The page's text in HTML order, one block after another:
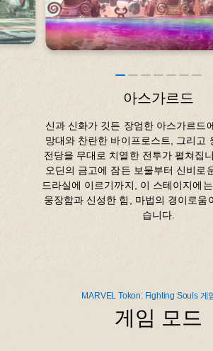
아스가르드
신과 신화가 깃든 장엄한 아스가르드
망대와 찬란한 바이프로스트, 그리고
전당을 무대로 치열한 전투가 펼쳐집
오딘의 금고에 잠든 보물부터 신비로
드라실에 이르기까지, 이 스테이지에
웅장함과 신성한 힘, 마법의 경이로움
습니다.
MARVEL Tokon: Fighting Souls 게
게임 모드